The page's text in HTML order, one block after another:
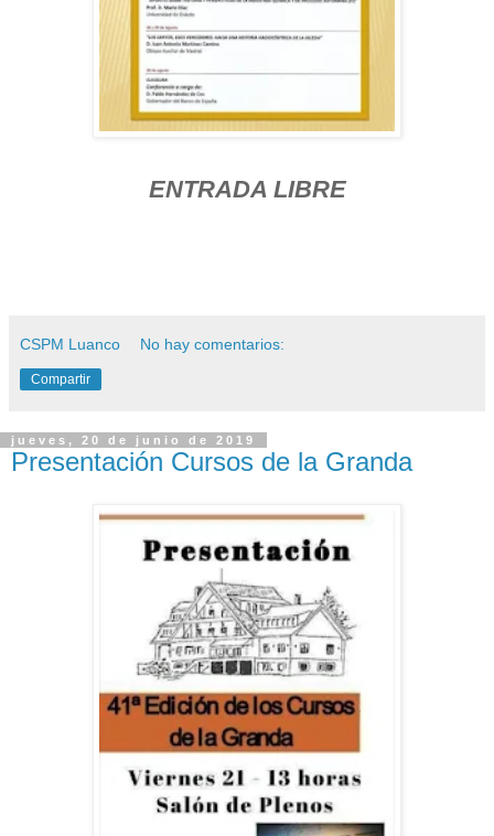
ENTRADA LIBRE
CSPM Luanco No hay comentarios:
Compartir
jueves, 20 de junio de 2019
Presentación Cursos de la Granda